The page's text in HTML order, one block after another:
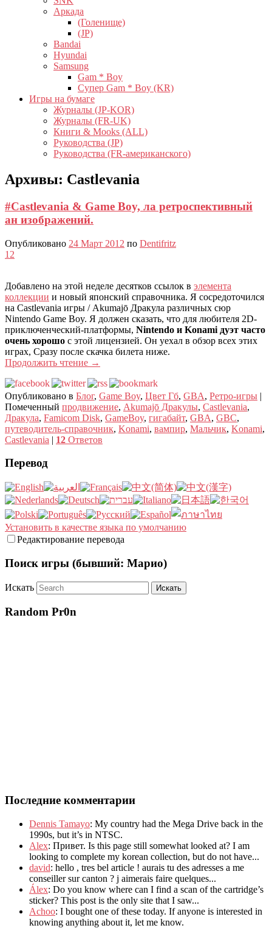
Аркада
(Голенище)
(JP)
Bandai
Hyundai
Samsung
Gam * Boy
Супер Gam * Boy (KR)
Игры на бумаге
Журналы (JP-KOR)
Журналы (FR-UK)
Книги & Mooks (ALL)
Руководства (JP)
Руководства (FR-американского)
Архивы: Castlevania
#Castlevania & Game Boy, ла ретроспективный
ан изображений.
Опубликовано 24 Март 2012 по Dentifritz
12
Добавлено на этой неделе десятков ссылок в элемента
коллекции и новый японский справочника. Я сосредоточился
на Castlevania игры / Akumajō Дракула различных сюр
Nintendo Game Boy. Я должен сказать, что для любителя 2D-
приключенческий-платформы, Nintendo и Konami дуэт часто
очень хорошо с этой лицензией. Он уехал в обзор всех этих
играх, Сразу после скачка билета ниже.
Продолжить чтение →
Опубликовано в Блог, Game Boy, Цвет Гб, GBA, Ретро-игры |
Помеченный продвижение, Akumajō Дракулы, Castlevania,
Дракула, Famicom Disk, GameBoy, гигабайт, GBA, GBC,
путеводитель-справочник, Konami, вампир, Мальчик, Konami,
Castlevania | 12 Ответов
Перевод
Установить в качестве языка по умолчанию
Редактирование перевода
Поиск игры (бывший: Марио)
Искать
Random Pr0n
Последние комментарии
Dennis Tamayo: My country had the Mega Drive back in the
1990s, but it’s in NTSC.
Alex: Привет. Is this page still somewhat looked at? I am
looking to complete my korean collection, but do not have...
david: hello , tres bel article ! aurais tu des adresses a me
conseiller sur canton ? j aimerais faire quelques...
Álex: Do you know where can I find a scan of the cartridge’s
sticker? This post is the only site that I saw...
Achoo: I bought one of these today. If anyone is interested in
knowing anything about it, let me know.